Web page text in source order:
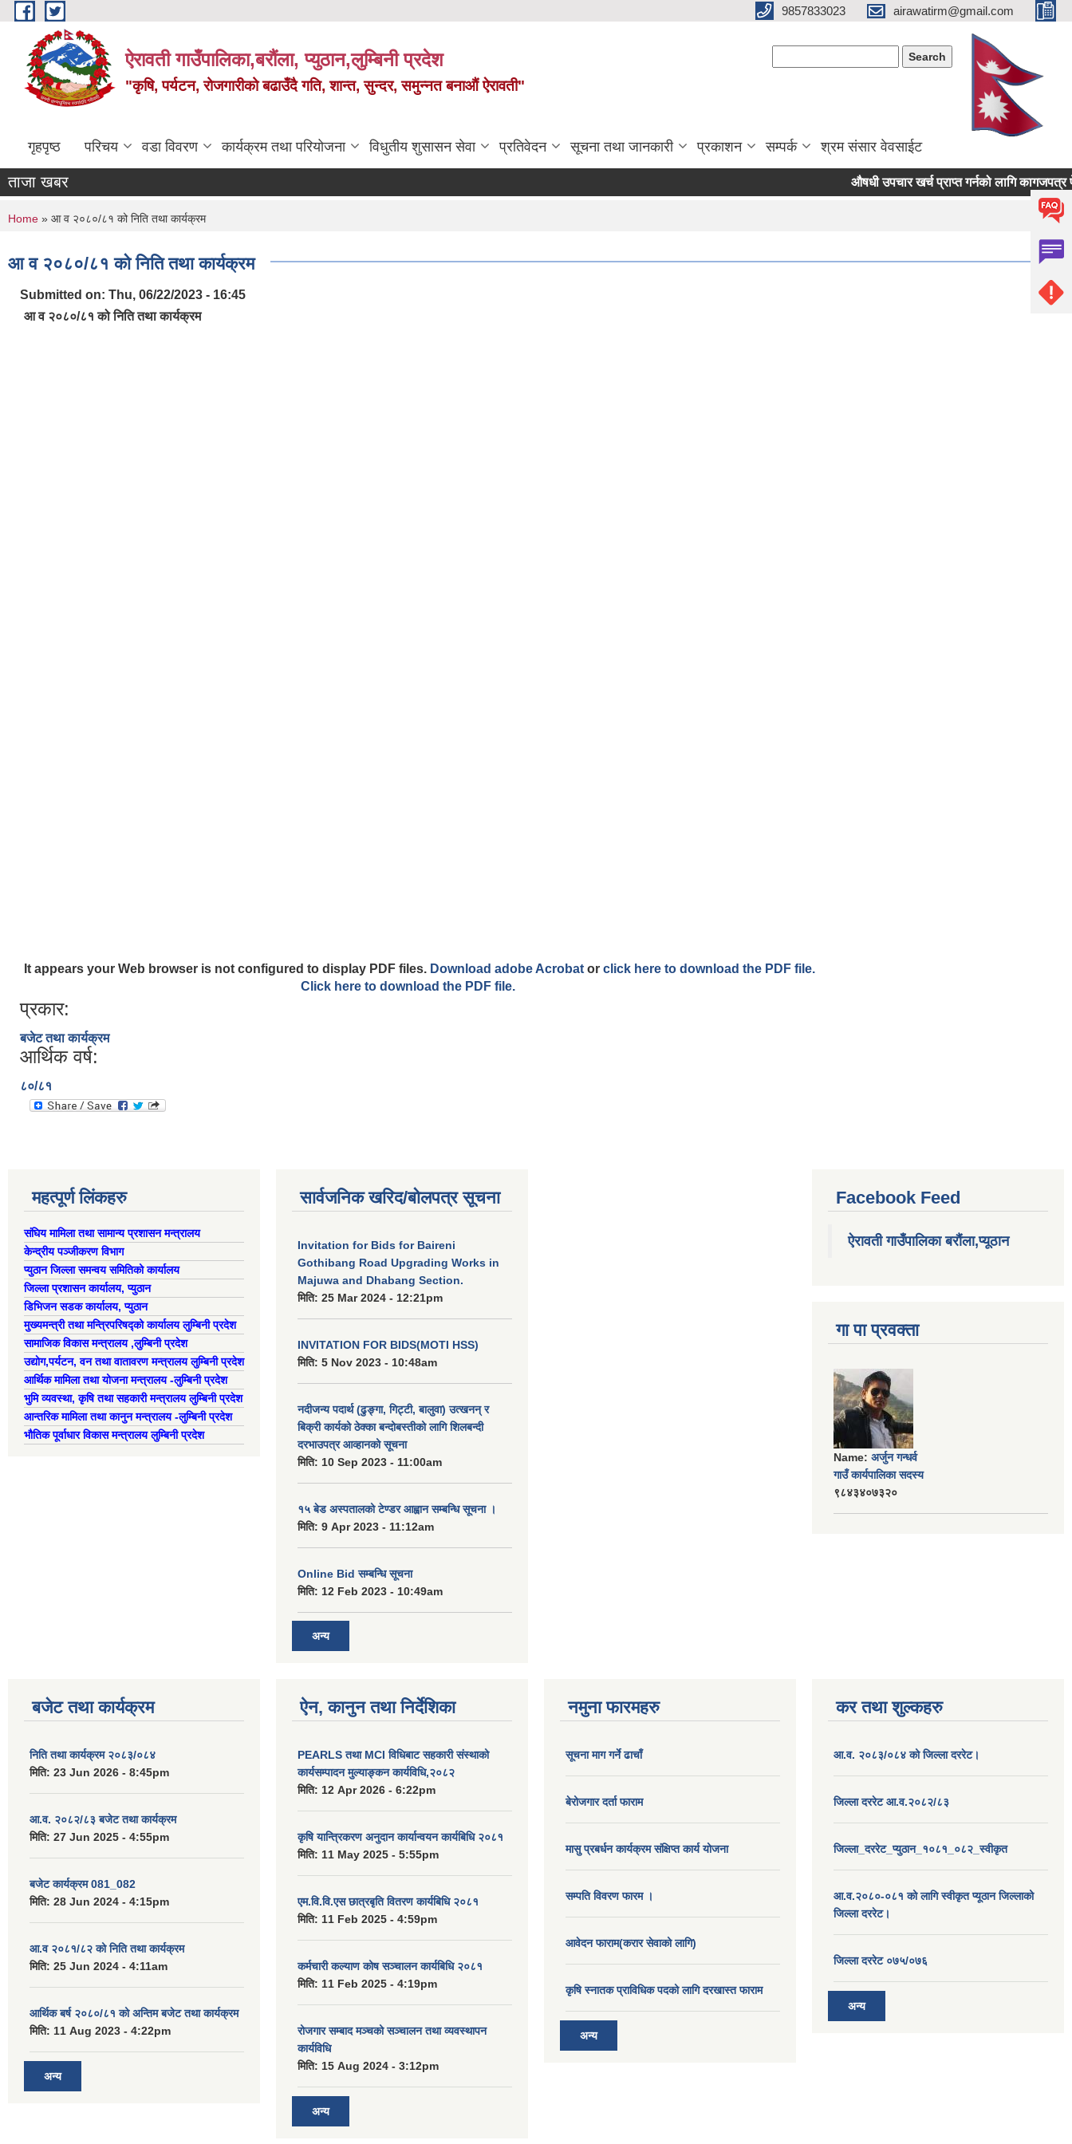
Skip to main content 9857833023 airawatirm@gmail.com
ऐरावती गाउँपालिका,बरौंला, प्युठान,लुम्बिनी प्रदेश
"कृषि, पर्यटन, रोजगारीको बढाउँदै गति, शान्त, सुन्दर, समुन्नत बनाऔं ऐरावती"
गृहपृष्ठ परिचय वडा विवरण कार्यक्रम तथा परियोजना विधुतीय शुसासन सेवा प्रतिवेदन सूचना तथा जानकारी प्रकाशन सम्पर्क श्रम संसार वेवसाईट
ताजा खबर औषधी उपचार खर्च प्राप्त गर्नको लागि कागजपत्र पेश
You are here
Home » आ व २०८०/८१ को निति तथा कार्यक्रम
आ व २०८०/८१ को निति तथा कार्यक्रम
Submitted on: Thu, 06/22/2023 - 16:45
आ व २०८०/८१ को निति तथा कार्यक्रम
It appears your Web browser is not configured to display PDF files. Download adobe Acrobat or click here to download the PDF file.
Click here to download the PDF file.
प्रकार:
बजेट तथा कार्यक्रम
आर्थिक वर्ष:
८०/८१
महत्पूर्ण लिंकहरु
संघिय मामिला तथा सामान्य प्रशासन मन्त्रालय
केन्द्रीय पञ्जीकरण विभाग
प्युठान जिल्ला समन्वय समितिको कार्यालय
जिल्ला प्रशासन कार्यालय, प्युठान
डिभिजन सडक कार्यालय, प्युठान
मुख्यमन्त्री तथा मन्त्रिपरिषद्को कार्यालय लुम्बिनी प्रदेश
सामाजिक विकास मन्त्रालय ,लुम्बिनी प्रदेश
उद्याेग,पर्यटन, वन तथा वातावरण मन्त्रालय लुम्बिनी प्रदेश
आर्थिक मामिला तथा योजना मन्त्रालय -लुम्बिनी प्रदेश
भुमि व्यवस्था, कृषि तथा सहकारी मन्त्रालय लुम्बिनी प्रदेश
आन्तरिक मामिला तथा कानुन मन्त्रालय -लुम्बिनी प्रदेश
भौतिक पूर्वाधार विकास मन्त्रालय लुम्बिनी प्रदेश
सार्वजनिक खरिद/बोलपत्र सूचना
Invitation for Bids for Baireni
Gothibang Road Upgrading Works in
Majuwa and Dhabang Section.
मिति: 25 Mar 2024 - 12:21pm
INVITATION FOR BIDS(MOTI HSS)
मिति: 5 Nov 2023 - 10:48am
नदीजन्य पदार्थ (ढुङ्गा, गिट्टी, बालुवा) उत्खनन् र
बिक्री कार्यको ठेक्का बन्दोबस्तीको लागि शिलबन्दी
दरभाउपत्र आव्हानको सूचना
मिति: 10 Sep 2023 - 11:00am
१५ बेड अस्पतालको टेण्डर आह्वान सम्बन्धि सूचना ।
मिति: 9 Apr 2023 - 11:12am
Online Bid सम्बन्धि सूचना
मिति: 12 Feb 2023 - 10:49am
अन्य
Facebook Feed
ऐरावती गाउँपालिका बरौंला,प्यूठान
गा पा प्रवक्ता
Name: अर्जुन गन्धर्व
गाउँ कार्यपालिका सदस्य
९८४३४०७३२०
बजेट तथा कार्यक्रम
निति तथा कार्यक्रम २०८३/०८४
मिति: 23 Jun 2026 - 8:45pm
आ.व. २०८२/८३ बजेट तथा कार्यक्रम
मिति: 27 Jun 2025 - 4:55pm
बजेट कार्यक्रम 081_082
मिति: 28 Jun 2024 - 4:15pm
आ.व २०८१/८२ को निति तथा कार्यक्रम
मिति: 25 Jun 2024 - 4:11am
आर्थिक बर्ष २०८०/८१ को अन्तिम बजेट तथा कार्यक्रम
मिति: 11 Aug 2023 - 4:22pm
अन्य
ऐन, कानुन तथा निर्देशिका
PEARLS तथा MCI विधिबाट सहकारी संस्थाको
कार्यसम्पादन मुल्याङ्कन कार्यविधि,२०८२
मिति: 12 Apr 2026 - 6:22pm
कृषि यान्त्रिकरण अनुदान कार्यान्वयन कार्यबिधि २०८१
मिति: 11 May 2025 - 5:55pm
एम.वि.वि.एस छात्रबृति वितरण कार्यबिधि २०८१
मिति: 11 Feb 2025 - 4:59pm
कर्मचारी कल्याण कोष सञ्चालन कार्यबिधि २०८१
मिति: 11 Feb 2025 - 4:19pm
रोजगार सम्बाद मञ्चको सञ्चालन तथा व्यवस्थापन
कार्यविधि
मिति: 15 Aug 2024 - 3:12pm
अन्य
नमुना फारमहरु
सूचना माग गर्ने ढाचाँ
बेरोजगार दर्ता फाराम
मासु प्रबर्धन कार्यक्रम संक्षिप्त कार्य योजना
सम्पति विवरण फारम ।
आवेदन फाराम(करार सेवाको लागि)
कृषि स्नातक प्राविधिक पदको लागि दरखास्त फाराम
अन्य
कर तथा शुल्कहरु
आ.व. २०८३/०८४ को जिल्ला दररेट।
जिल्ला दररेट आ.व.२०८२/८३
जिल्ला_दररेट_प्युठान_१०८१_०८२_स्वीकृत
आ.व.२०८०-०८१ को लागि स्वीकृत प्यूठान जिल्लाको
जिल्ला दररेट।
जिल्ला दररेट ०७५/०७६
अन्य